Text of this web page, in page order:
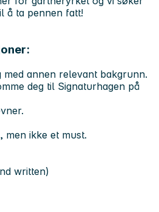
å ta pennen fatt!
annen relevant bakgrunn.
deg til Signaturhagen på
men ikke et must.
written)